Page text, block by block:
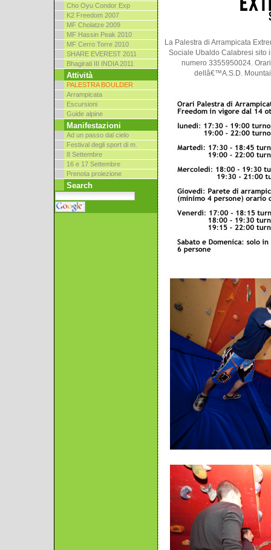
Cho Oyu Condor Exp
K2 Freedom 2007
MF Cholatze 2009
MF Hassin Peak 2010
MF Cerro Torre 2010
SHARE EVEREST 2011
Bhagirati III INDIA 2011
Attività
PALESTRA BOULDER
Arrampicata
Escursioni
Guide alpine
Manifestazioni
Ad un passo dal cielo
Festival degli sport di m.
8 Settembre
16 e 17 Settembre
Prenota proiezione
Search
La Palestra di Arrampicata
Sociale Ubaldo Calabresi sito
numero 3355950024.
dellâ€™A.S.D.